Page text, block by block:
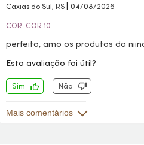
Caxias do Sul, RS | 04/08/2026
COR: COR 10
perfeito, amo os produtos da
Esta avaliação foi útil?
Sim Não
Mais comentários